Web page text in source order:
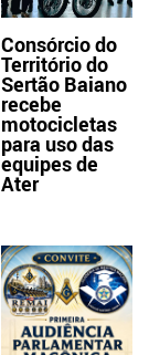
Consórcio do
Território do
Sertão Baiano
recebe
motocicletas
para uso das
equipes de
Ater